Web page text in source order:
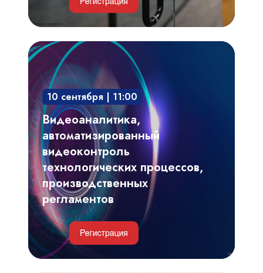
Видеоаналитика,
автоматизированный
видеоконтроль
технологических
процессов,
производственных
регламентов
10 сентября | 11:00
Видеоаналитика,
автоматизированный
видеоконтроль
технологических процессов,
производственных
регламентов